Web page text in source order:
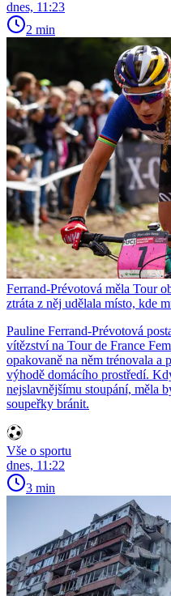
dnes, 11:23
2 min
Ferrand-Prévotová měla Tour
ztráta z něj udělala místo, kde
Pauline Ferrand-Prévotová
vítězství na Tour de France
opakovaně na něm trénovala a
výhodě domácího prostředí.
nejslavnějšímu stoupání, měla
soupeřky bránit.
Vše o sportu
dnes, 11:22
3 min